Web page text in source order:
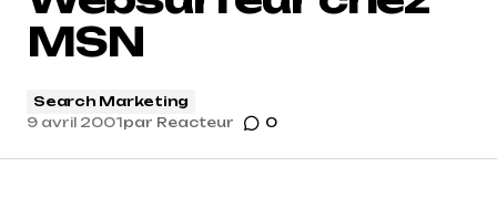
MSN
Search Marketing
9 avril 2001par Reacteur 0